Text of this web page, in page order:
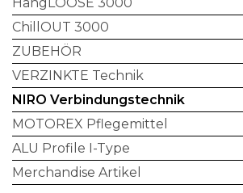
ChillOUT 3000
ZUBEHÖR
VERZINKTE Technik
NIRO Verbindungstechnik
MOTOREX Pflegemittel
ALU Profile I-Type
Merchandise Artikel